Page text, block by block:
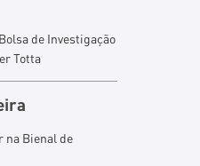
de Investigação
Totta
na Bienal de